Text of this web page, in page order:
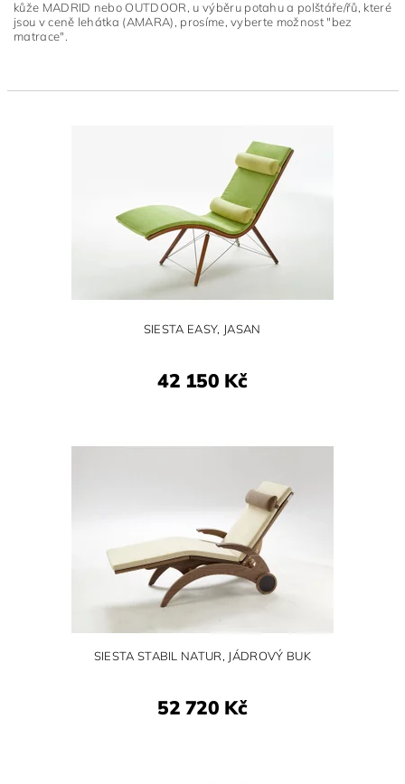
kůže MADRID nebo OUTDOOR, u výběru potahu a polštáře/řů, které
jsou v ceně lehátka (AMARA), prosíme, vyberte možnost "bez
matrace".
SIESTA EASY, JASAN
42 150 Kč
SIESTA STABIL NATUR, JÁDROVÝ BUK
52 720 Kč